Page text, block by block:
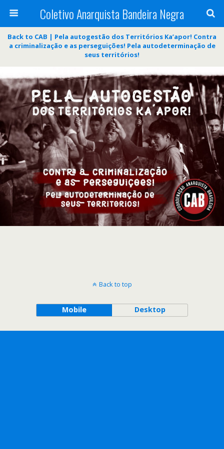
Coletivo Anarquista Bandeira Negra
Back to CAB | Pela autogestão dos Territórios Ka’apor! Contra
a criminalização e as perseguições! Pela autodeterminação de
seus territórios!
Back to top
Mobile Desktop